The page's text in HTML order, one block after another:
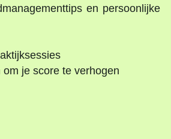
en persoonlijke
je score te verhogen